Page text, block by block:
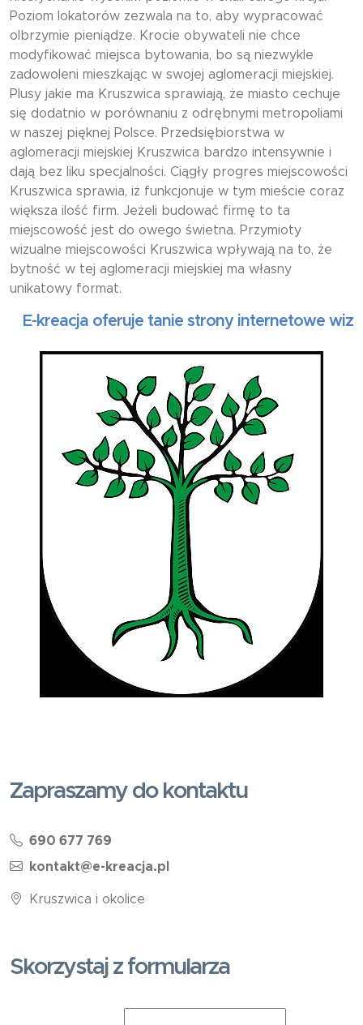
Poziom lokatorów zezwala na to, aby wypracować
olbrzymie pieniądze. Krocie obywateli nie chce
modyfikować miejsca bytowania, bo są niezwykle
zadowoleni mieszkając w swojej aglomeracji miejskiej.
Plusy jakie ma Kruszwica sprawiają, że miasto cechuje
się dodatnio w porównaniu z odrębnymi metropoliami
w naszej pięknej Polsce. Przedsiębiorstwa w
aglomeracji miejskiej Kruszwica bardzo intensywnie i
dają bez liku specjalności. Ciągły progres miejscowości
Kruszwica sprawia, iż funkcjonuje w tym mieście coraz
większa ilość firm. Jeżeli budować firmę to ta
miejscowość jest do owego świetna. Przymioty
wizualne miejscowości Kruszwica wpływają na to, że
bytność w tej aglomeracji miejskiej ma własny
unikatowy format.
oferuje tanie strony internetowe
Zapraszamy do kontaktu
690 677 769
kontakt@e-kreacja.pl
Kruszwica i okolice
Skorzystaj z formularza